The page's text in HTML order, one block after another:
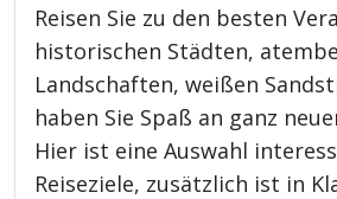
Reisen Sie zu den besten
historischen Städten,
Landschaften, weißen
haben Sie Spaß an ganz
Hier ist eine Auswahl
Reiseziele, zusätzlich ist in